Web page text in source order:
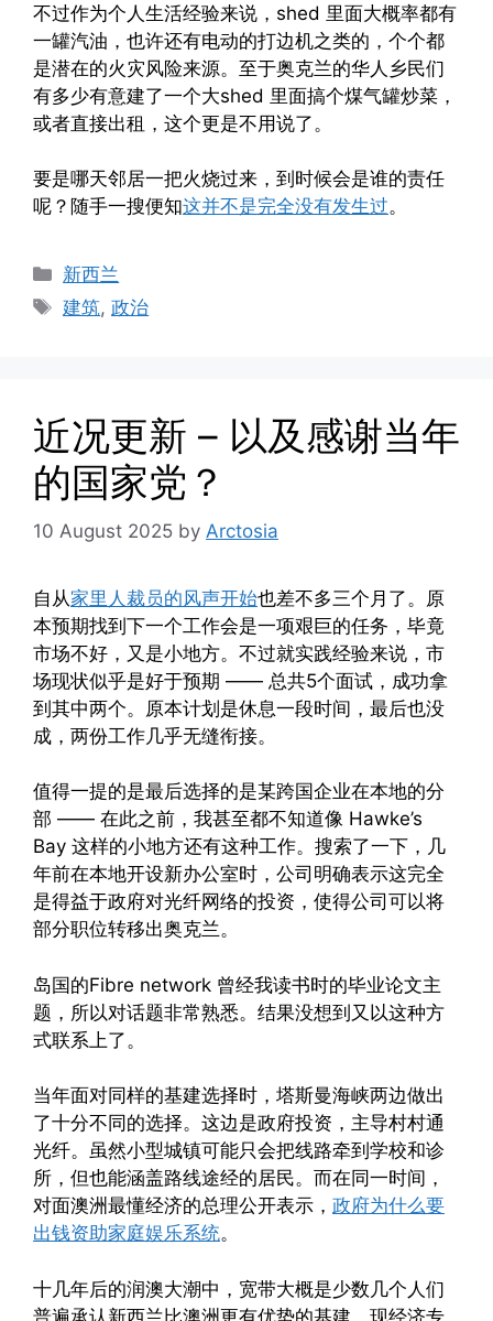
不过作为个人生活经验来说，shed 里面大概率都有
一罐汽油，也许还有电动的打边机之类的，个个都
是潜在的火灾风险来源。至于奥克兰的华人乡民们
有多少有意建了一个大shed 里面搞个煤气罐炒菜，
或者直接出租，这个更是不用说了。
要是哪天邻居一把火烧过来，到时候会是谁的责任
呢？随手一搜便知这并不是完全没有发生过。
Categories
新西兰
Tags
建筑,政治
近况更新 – 以及感谢当年
的国家党？
10 August 2025 by Arctosia
自从家里人裁员的风声开始也差不多三个月了。原
本预期找到下一个工作会是一项艰巨的任务，毕竟
市场不好，又是小地方。不过就实践经验来说，市
场现状似乎是好于预期 —— 总共5个面试，成功拿
到其中两个。原本计划是休息一段时间，最后也没
成，两份工作几乎无缝衔接。
值得一提的是最后选择的是某跨国企业在本地的分
部 —— 在此之前，我甚至都不知道像 Hawke’s
Bay 这样的小地方还有这种工作。搜索了一下，几
年前在本地开设新办公室时，公司明确表示这完全
是得益于政府对光纤网络的投资，使得公司可以将
部分职位转移出奥克兰。
岛国的Fibre network 曾经我读书时的毕业论文主
题，所以对话题非常熟悉。结果没想到又以这种方
式联系上了。
当年面对同样的基建选择时，塔斯曼海峡两边做出
了十分不同的选择。这边是政府投资，主导村村通
光纤。虽然小型城镇可能只会把线路牵到学校和诊
所，但也能涵盖路线途经的居民。而在同一时间，
对面澳洲最懂经济的总理公开表示， 政府为什么要
出钱资助家庭娱乐系统。
十几年后的润澳大潮中，宽带大概是少数几个人们
普遍承认新西兰比澳洲更有优势的基建。现经济专